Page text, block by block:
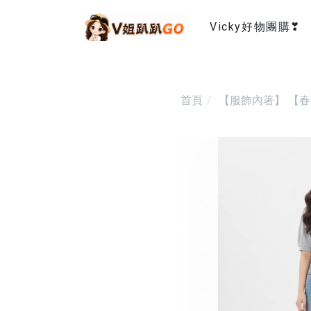
Vicky好物團購❣
首頁 【服飾內著】 【